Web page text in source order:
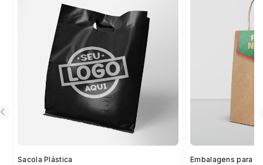
Sacola Plástica Embalagens para